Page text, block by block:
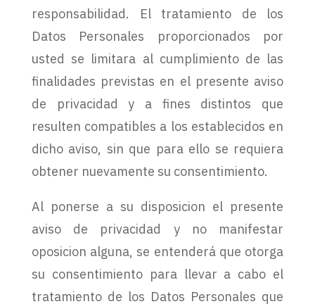
responsabilidad. El tratamiento de los
Datos Personales proporcionados por
usted se limitara al cumplimiento de las
finalidades previstas en el presente aviso
de privacidad y a fines distintos que
resulten compatibles a los establecidos en
dicho aviso, sin que para ello se requiera
obtener nuevamente su consentimiento.
Al ponerse a su disposicion el presente
aviso de privacidad y no manifestar
oposicion alguna, se entenderá que otorga
su consentimiento para llevar a cabo el
tratamiento de los Datos Personales que